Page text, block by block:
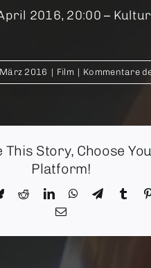
2016, 20:00 –
2016 | Film | Kommentare
This Story, Choose
Platform!
BlueskyRedditLinkedInWhatsApp
Telegram
Email